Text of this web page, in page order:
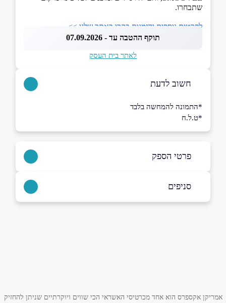
שתבחרו.
לפרטים נוספים והזמנות בקרו באתר שלנו >>
תוקף ההטבה עד - 07.09.2026
לאתר בית העסק
חשוב לדעת
*התמונה להמחשה בלבד
*ט.ל.ח
פרטי הספק
באתר בוואטסאפ
סניפים
אמריקן אקספרס הוא אחד מכרטיסי האשראי הכי שווים ויוקרתיים שניתן להחזיק